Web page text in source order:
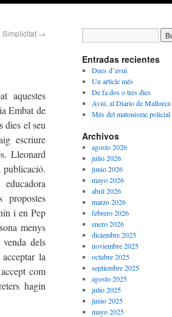
Simplicitat →
aquestes
Embat de
dies el seu
escriure
Lleonard
publicació.
i en Pep
menys
dels
la
com
hagin
Entradas recientes
Dues d’avui
Un article més
De fa dos o tres dies
Avui, al Diario de Mallorca
Més del matonisme policial
Archivos
agosto 2026
julio 2026
junio 2026
mayo 2026
abril 2026
marzo 2026
febrero 2026
enero 2026
diciembre 2025
noviembre 2025
octubre 2025
septiembre 2025
agosto 2025
julio 2025
junio 2025
mayo 2025